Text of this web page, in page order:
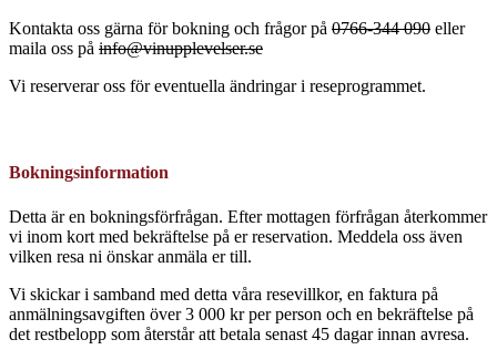
Kontakta oss gärna för bokning och frågor på 0766-344 090 eller
maila oss på info@vinupplevelser.se
Vi reserverar oss för eventuella ändringar i reseprogrammet.
Bokningsinformation
Detta är en bokningsförfrågan. Efter mottagen förfrågan återkommer
vi inom kort med bekräftelse på er reservation. Meddela oss även
vilken resa ni önskar anmäla er till.
Vi skickar i samband med detta våra resevillkor, en faktura på
anmälningsavgiften över 3 000 kr per person och en bekräftelse på
det restbelopp som återstår att betala senast 45 dagar innan avresa.